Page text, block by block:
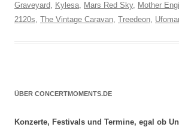
Graveyard, Kylesa, Mars Red Sky, Mother
2120s, The Vintage Caravan, Treedeon,
ÜBER CONCERTMOMENTS.DE
Konzerte, Festivals und Termine, egal ob